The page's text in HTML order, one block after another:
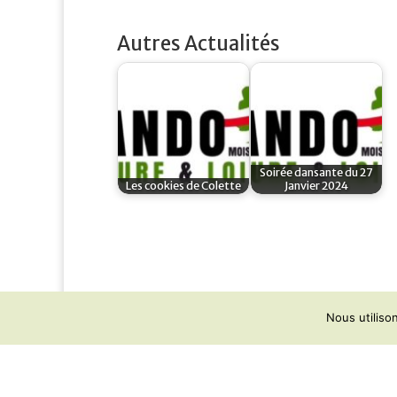
Autres Actualités
Les cookies de Colette
Soirée dansante du 27
Janvier 2024
Nous